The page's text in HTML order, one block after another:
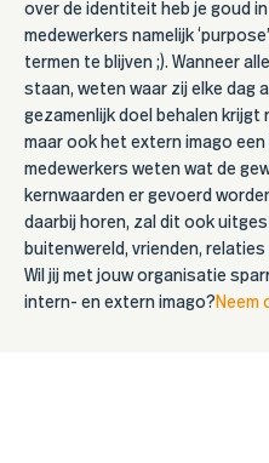
over de identiteit heb je goud
medewerkers namelijk
termen te blijven ;). Wanneer
staan, weten waar zij elke dag
gezamenlijk doel behalen krijgt
maar ook het extern imago
medewerkers weten wat de
kernwaarden er gevoerd
daarbij horen, zal dit ook
buitenwereld, vrienden,
Wil jij met jouw organisatie
intern- en extern imago? Neem